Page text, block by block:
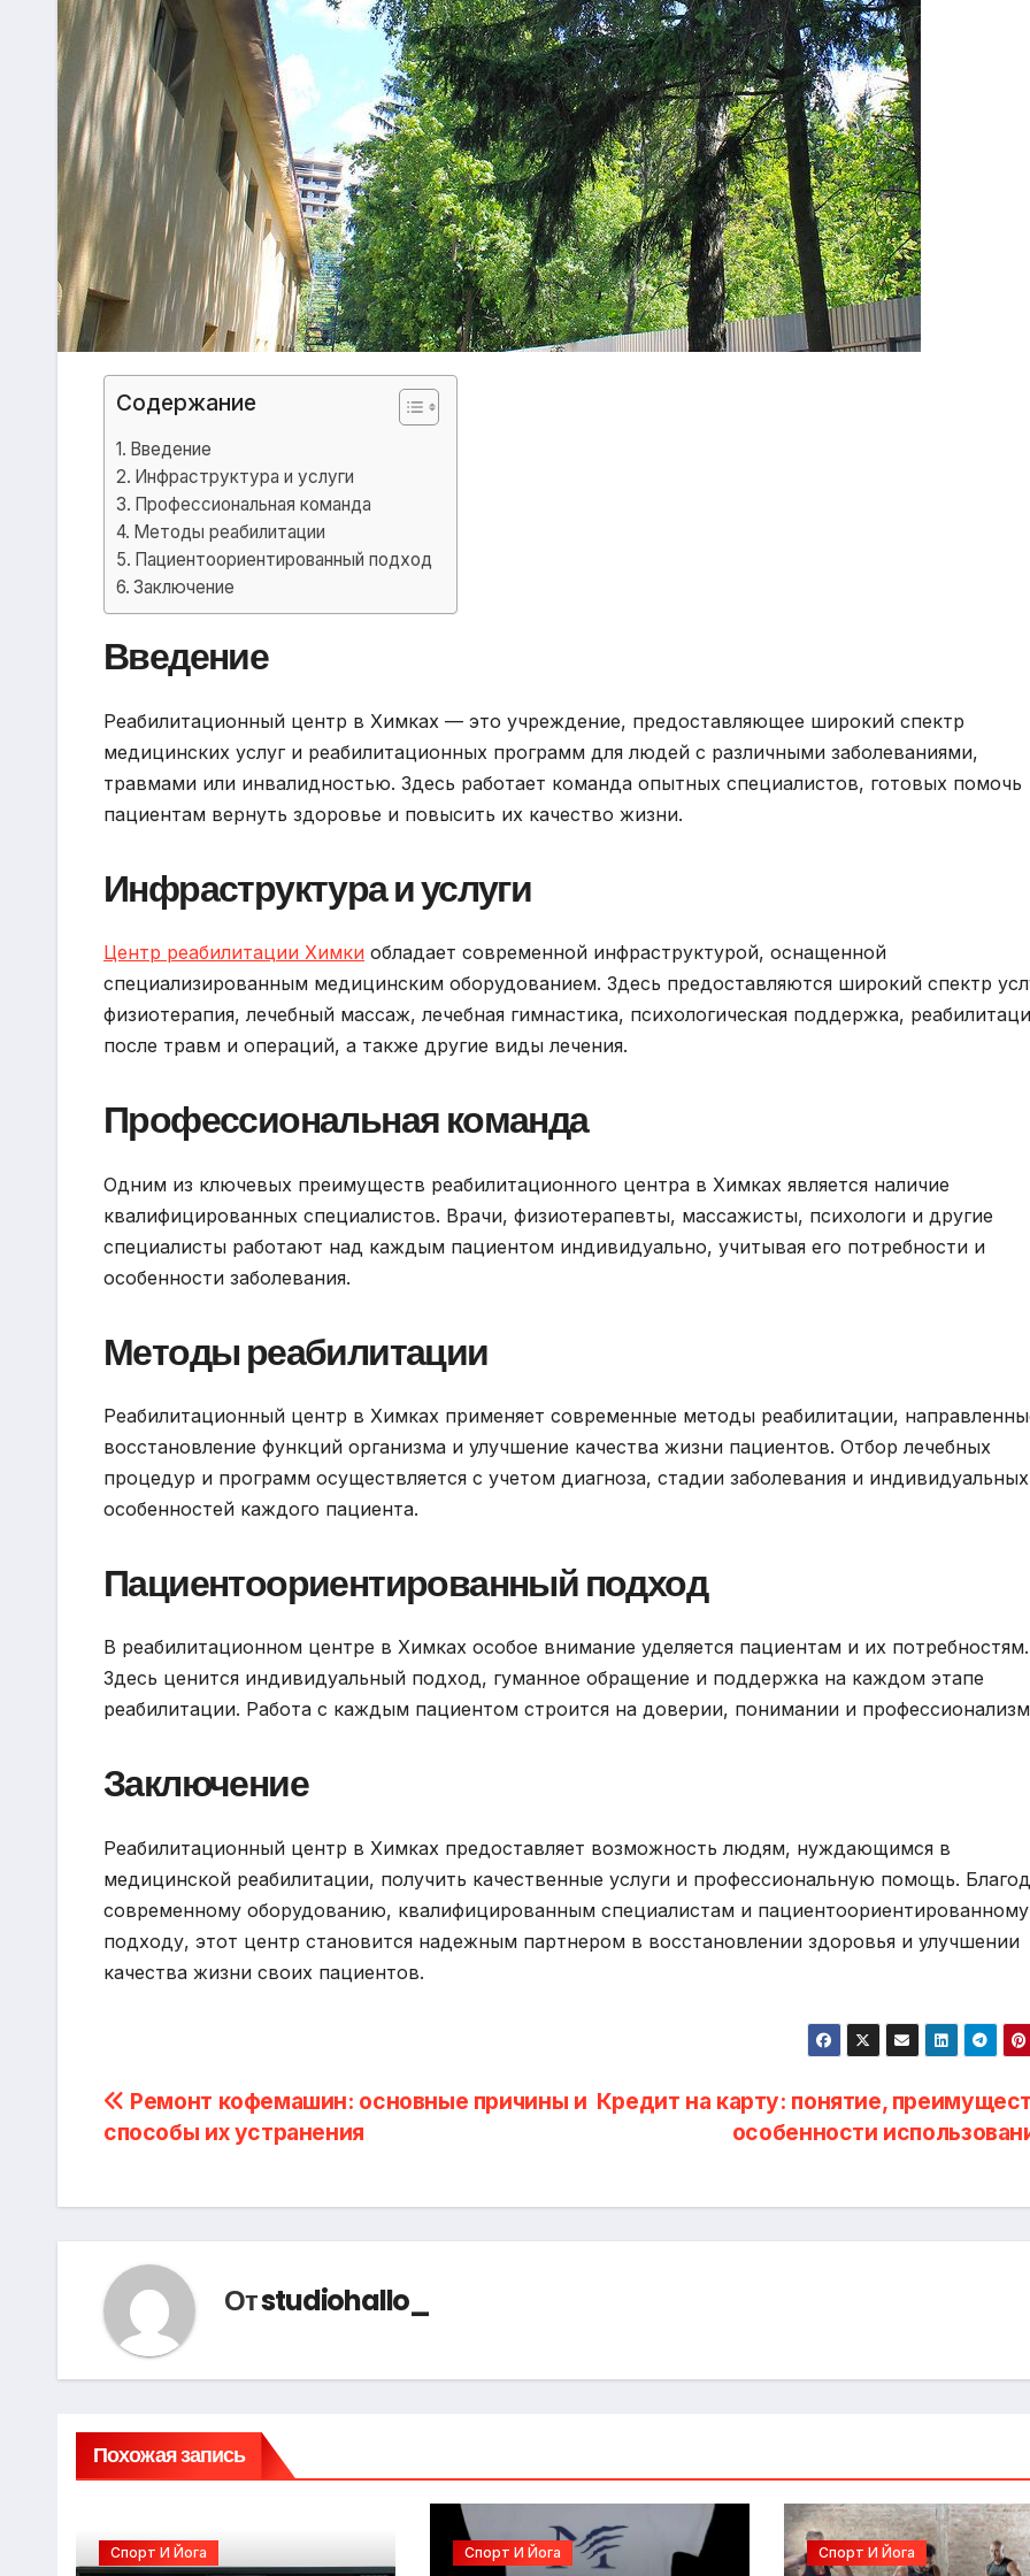
Содержание
Введение
Инфраструктура и услуги
Профессиональная команда
Методы реабилитации
Пациентоориентированный подход
Заключение
Введение
Реабилитационный центр в Химках — это учреждение, предоставляющее широкий спектр
медицинских услуг и реабилитационных программ для людей с различными заболеваниями,
травмами или инвалидностью. Здесь работает команда опытных специалистов, готовых помочь
пациентам вернуть здоровье и повысить их качество жизни.
Инфраструктура и услуги
Центр реабилитации Химки обладает современной инфраструктурой, оснащенной
специализированным медицинским оборудованием. Здесь предоставляются широкий спектр
физиотерапия, лечебный массаж, лечебная гимнастика, психологическая поддержка,
после травм и операций, а также другие виды лечения.
Профессиональная команда
Одним из ключевых преимуществ реабилитационного центра в Химках является наличие
квалифицированных специалистов. Врачи, физиотерапевты, массажисты, психологи и другие
специалисты работают над каждым пациентом индивидуально, учитывая его потребности и
особенности заболевания.
Методы реабилитации
Реабилитационный центр в Химках применяет современные методы реабилитации,
восстановление функций организма и улучшение качества жизни пациентов. Отбор лечебных
процедур и программ осуществляется с учетом диагноза, стадии заболевания и индивидуальных
особенностей каждого пациента.
Пациентоориентированный подход
В реабилитационном центре в Химках особое внимание уделяется пациентам и их потребностям.
Здесь ценится индивидуальный подход, гуманное обращение и поддержка на каждом этапе
реабилитации. Работа с каждым пациентом строится на доверии, понимании и
Заключение
Реабилитационный центр в Химках предоставляет возможность людям, нуждающимся в
медицинской реабилитации, получить качественные услуги и профессиональную помощь.
современному оборудованию, квалифицированным специалистам и пациентоориентированному
подходу, этот центр становится надежным партнером в восстановлении здоровья и улучшении
качества жизни своих пациентов.
Навигация
по
записям
Кредит на карту: понятие,
особенности
Ремонт кофемашин: основные причины и
способы их устранения
Отstudiohallo_
Похожая запись
Спорт И Йога Спорт И Йога Спорт И Йога